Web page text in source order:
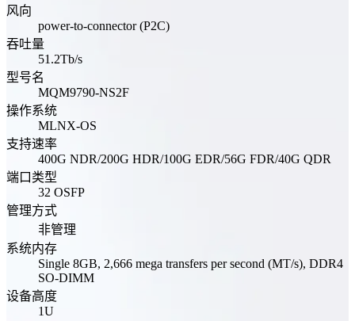
风向
power-to-connector (P2C)
吞吐量
51.2Tb/s
型号名
MQM9790-NS2F
操作系统
MLNX-OS
支持速率
400G NDR/200G HDR/100G EDR/56G FDR/40G QDR
端口类型
32 OSFP
管理方式
非管理
系统内存
Single 8GB, 2,666 mega transfers per second (MT/s), DDR4
SO-DIMM
设备高度
1U